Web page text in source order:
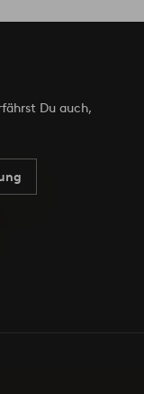
Du auch,